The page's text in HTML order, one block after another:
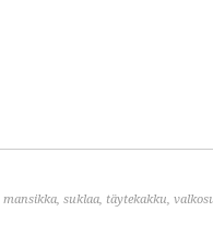
mansikka, suklaa, täytekakku,